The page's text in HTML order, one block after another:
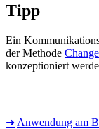
Tipp
Ein
der Methode
konzeptioniert
➜ Anwendung am